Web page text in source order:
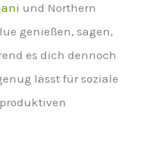
und Northern
genießen, sagen,
es dich dennoch
lässt für soziale